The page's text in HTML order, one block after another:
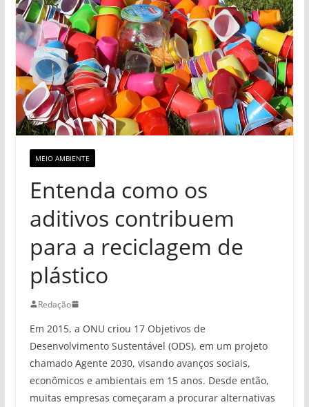
MEIO AMBIENTE
Entenda como os
aditivos contribuem
para a reciclagem de
plástico
Redação
Em 2015, a ONU criou 17 Objetivos de
Desenvolvimento Sustentável (ODS), em um projeto
chamado Agente 2030, visando avanços sociais,
econômicos e ambientais em 15 anos. Desde então,
muitas empresas começaram a procurar alternativas